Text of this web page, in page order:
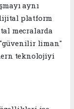
aynı
platform
mecralarda
liman"
teknolojiyi